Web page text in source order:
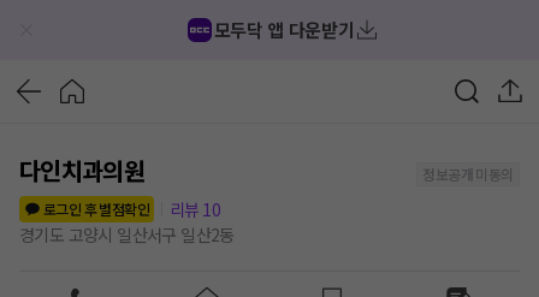
모두닥 앱 다운받기
다인치과의원
정보공개 미동의
로그인 후 별점확인
리뷰 10
경기도 고양시 일산서구 일산2동